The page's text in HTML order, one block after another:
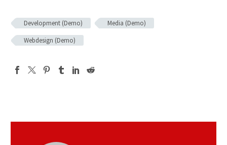
Development (Demo)
Media (Demo)
Webdesign (Demo)